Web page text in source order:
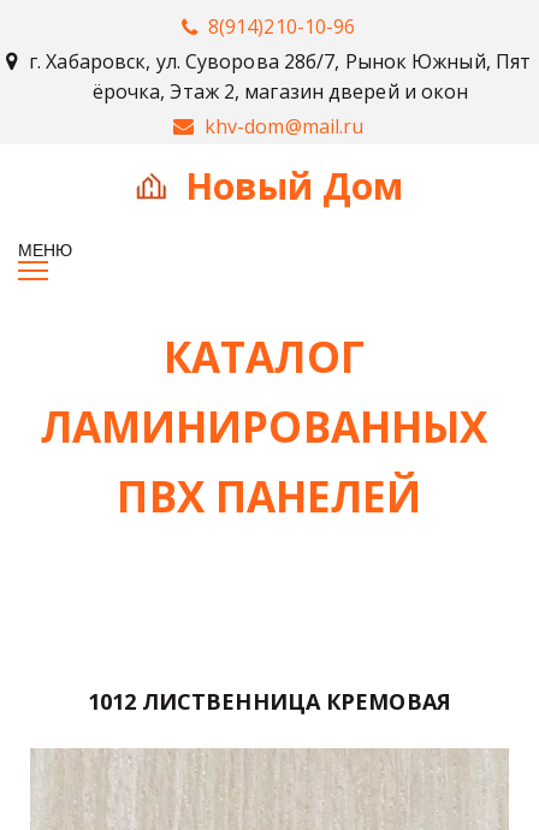
8(914)210-10-96
г. Хабаровск, ул. Суворова 28б/7, Рынок Южный, Пят
ёрочка, Этаж 2, магазин дверей и окон
khv-dom@mail.ru
Новый Дом
КАТАЛОГ
ЛАМИНИРОВАННЫХ
ПВХ ПАНЕЛЕЙ
1012 ЛИСТВЕННИЦА КРЕМОВАЯ